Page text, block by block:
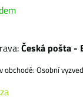
Česká pošta -
Osobní